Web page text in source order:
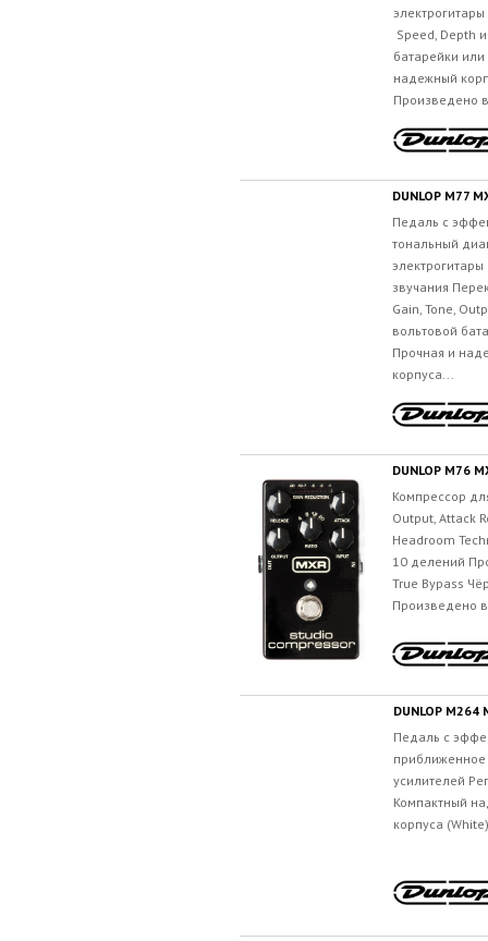
Speed, Depth
батарейки
надежный
Произведено
DUNLOP M77
Педаль c
тональный
звучания
Gain, Tone,
вольтовой
Прочная и
корпуса...
DUNLOP M76
Компрессор
Output, Attack
Headroom
10 делений
True Bypass
Произведено
DUNLOP M264
Педаль c
приближенное
усилителей
Компактный
корпуса